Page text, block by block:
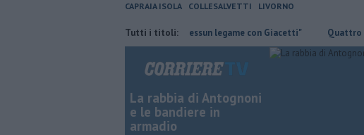
CAPRAIA ISOLA COLLESALVETTI LIVORNO
Tutti i titoli:
Retiambiente, M5S: "Nessun legame con Giacetti" Quattro chili di
La rabbia di Antognoni
e le bandiere in
armadio